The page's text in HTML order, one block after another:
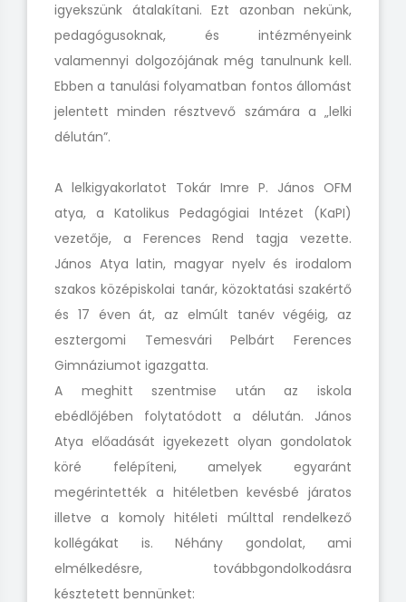
igyekszünk átalakítani. Ezt azonban nekünk,
pedagógusoknak, és intézményeink
valamennyi dolgozójának még tanulnunk kell.
Ebben a tanulási folyamatban fontos állomást
jelentett minden résztvevő számára a „lelki
délután”.
A lelkigyakorlatot Tokár Imre P. János OFM
atya, a Katolikus Pedagógiai Intézet (KaPI)
vezetője, a Ferences Rend tagja vezette.
János Atya latin, magyar nyelv és irodalom
szakos középiskolai tanár, közoktatási szakértő
és 17 éven át, az elmúlt tanév végéig, az
esztergomi Temesvári Pelbárt Ferences
Gimnáziumot igazgatta.
A meghitt szentmise után az iskola
ebédlőjében folytatódott a délután. János
Atya előadását igyekezett olyan gondolatok
köré felépíteni, amelyek egyaránt
megérintették a hitéletben kevésbé járatos
illetve a komoly hitéleti múlttal rendelkező
kollégákat is. Néhány gondolat, ami
elmélkedésre, továbbgondolkodásra
késztetett bennünket: